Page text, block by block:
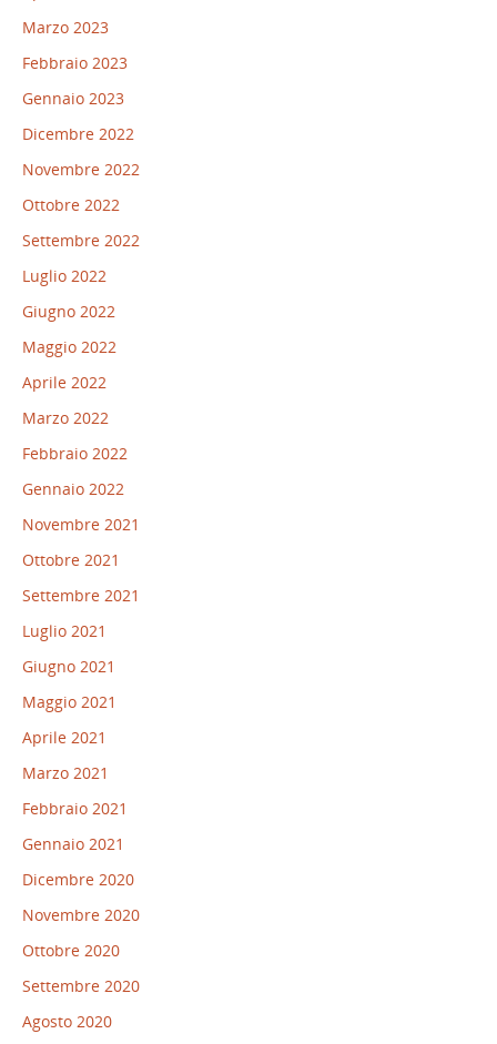
Marzo 2023
Febbraio 2023
Gennaio 2023
Dicembre 2022
Novembre 2022
Ottobre 2022
Settembre 2022
Luglio 2022
Giugno 2022
Maggio 2022
Aprile 2022
Marzo 2022
Febbraio 2022
Gennaio 2022
Novembre 2021
Ottobre 2021
Settembre 2021
Luglio 2021
Giugno 2021
Maggio 2021
Aprile 2021
Marzo 2021
Febbraio 2021
Gennaio 2021
Dicembre 2020
Novembre 2020
Ottobre 2020
Settembre 2020
Agosto 2020